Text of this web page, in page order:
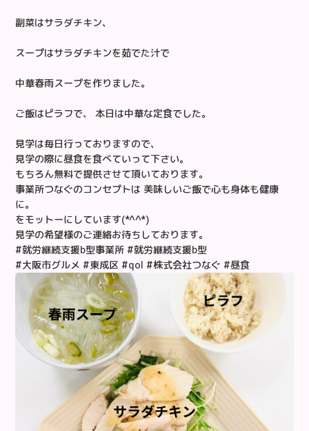
副菜はサラダチキン、
スープはサラダチキンを茹でた汁で
中華春雨スープを作りました。
ご飯はピラフで、 本日は中華な定食でした。
見学は毎日行っておりますので、
見学の際に昼食を食べていって下さい。
もちろん無料で提供させて頂いております。
事業所つなぐのコンセプトは 美味しいご飯で心も身体も健康
に。
をモットーにしています(*^^*)
見学の希望様のご連絡お待ちしております。
#就労継続支援b型事業所 #就労継続支援b型
#大阪市グルメ #東成区 #qol #株式会社つなぐ #昼食